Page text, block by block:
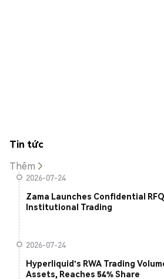
Tin tức
Thêm
2026-07-24
Zama Launches Confidential
Institutional Trading
2026-07-24
Hyperliquid's RWA Trading
Assets, Reaches 54% Share